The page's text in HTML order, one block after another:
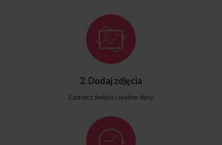
2. Dodaj zdjęcia
Zaznacz święta i ważne daty.